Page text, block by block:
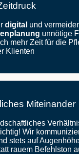
digital und
unnötige
mehr Zeit für die
Klienten
Miteinander
Wir
stets auf
rauem Befehlston